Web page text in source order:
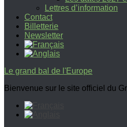
Lettres d’information
Contact
Billetterie
Newsletter
Le grand bal de l'Europe
Bienvenue sur le site officiel du